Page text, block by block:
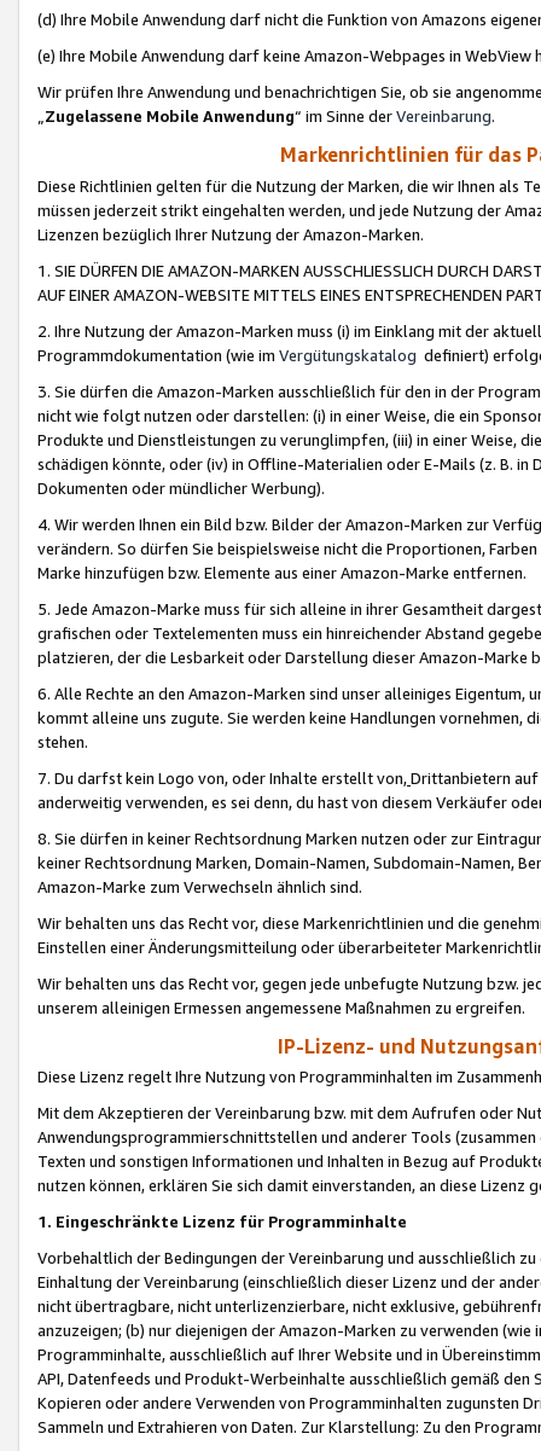
(d) Ihre Mobile Anwendung darf nicht die Funktion von Amazons
(e) Ihre Mobile Anwendung darf keine Amazon-Webpages in WebView
Wir prüfen Ihre Anwendung und benachrichtigen Sie, ob sie
„Zugelassene Mobile Anwendung“ im Sinne derVereinbarung.
Markenrichtlinien für das
Diese Richtlinien gelten für die Nutzung der Marken, die wir Ihnen als
müssen jederzeit strikt eingehalten werden, und jede Nutzung der
Lizenzen bezüglich Ihrer Nutzung der Amazon-Marken.
1. SIE DÜRFEN DIE AMAZON-MARKEN AUSSCHLIESSLICH DURCH
AUF EINER AMAZON-WEBSITE MITTELS EINES ENTSPRECHENDEN
2. Ihre Nutzung der Amazon-Marken muss (i) im Einklang mit der
Programmdokumentation (wie im Vergütungskatalog definiert)
3. Sie dürfen die Amazon-Marken ausschließlich für den in der
nicht wie folgt nutzen oder darstellen: (i) in einer Weise, die ein
Produkte und Dienstleistungen zu verunglimpfen, (iii) in einer Weise,
schädigen könnte, oder (iv) in Offline-Materialien oder E-Mails (z. B. in
Dokumenten oder mündlicher Werbung).
4. Wir werden Ihnen ein Bild bzw. Bilder der Amazon-Marken zur
verändern. So dürfen Sie beispielsweise nicht die Proportionen,
Marke hinzufügen bzw. Elemente aus einer Amazon-Marke entfernen.
5. Jede Amazon-Marke muss für sich alleine in ihrer Gesamtheit
grafischen oder Textelementen muss ein hinreichender Abstand
platzieren, der die Lesbarkeit oder Darstellung dieser Amazon-Marke
6. Alle Rechte an den Amazon-Marken sind unser alleiniges
kommt alleine uns zugute. Sie werden keine Handlungen vornehmen,
stehen.
7. Du darfst kein Logo von, oder Inhalte erstellt von,Drittanbietern auf
anderweitig verwenden, es sei denn, du hast von diesem Verkäufer
8. Sie dürfen in keiner Rechtsordnung Marken nutzen oder zur
keiner Rechtsordnung Marken, Domain-Namen, Subdomain-Namen,
Amazon-Marke zum Verwechseln ähnlich sind.
Wir behalten uns das Recht vor, diese Markenrichtlinien und die
Einstellen einer Änderungsmitteilung oder überarbeiteter
Wir behalten uns das Recht vor, gegen jede unbefugte Nutzung bzw.
unserem alleinigen Ermessen angemessene Maßnahmen zu ergreifen.
IP-Lizenz- und
Diese Lizenz regelt Ihre Nutzung von Programminhalten im
Mit dem Akzeptieren der Vereinbarung bzw. mit dem Aufrufen oder
Anwendungsprogrammierschnittstellen und anderer Tools (zusammen
Texten und sonstigen Informationen und Inhalten in Bezug auf
nutzen können, erklären Sie sich damit einverstanden, an diese Lizenz
1. Eingeschränkte Lizenz für Programminhalte
Vorbehaltlich der Bedingungen der Vereinbarung und ausschließlich
Einhaltung der Vereinbarung (einschließlich dieser Lizenz und der
nicht übertragbare, nicht unterlizenzierbare, nicht exklusive,
anzuzeigen; (b) nur diejenigen der Amazon-Marken zu verwenden
Programminhalte, ausschließlich auf Ihrer Website und in
API, Datenfeeds und Produkt-Werbeinhalte ausschließlich gemäß
Kopieren oder andere Verwenden von Programminhalten zugunsten
Sammeln und Extrahieren von Daten. Zur Klarstellung: Zu den